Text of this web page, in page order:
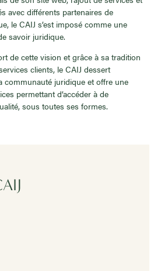
avec différents partenaires de
le CAIJ s’est imposé comme une
savoir juridique.
de cette vision et grâce à sa tradition
clients, le CAIJ dessert
communauté juridique et offre une
permettant d’accéder à de
sous toutes ses formes.